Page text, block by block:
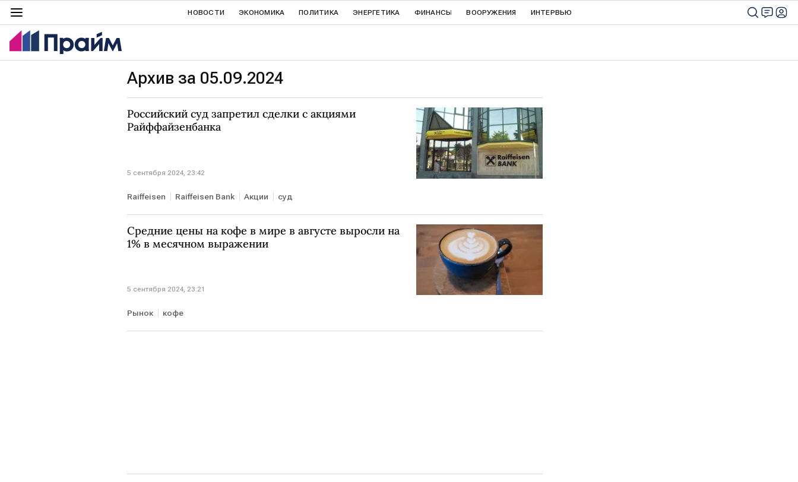
НОВОСТИ ЭКОНОМИКА ПОЛИТИКА ЭНЕРГЕТИКА ФИНАНСЫ ВООРУЖЕНИЯ ИНТЕРВЬЮ
Архив за 05.09.2024
Российский суд запретил сделки с акциями
Райффайзенбанка
5 сентября 2024, 23:42
Raiffeisen Raiffeisen Bank Акции суд
Средние цены на кофе в мире в августе выросли на
1% в месячном выражении
5 сентября 2024, 23:21
Рынок кофе